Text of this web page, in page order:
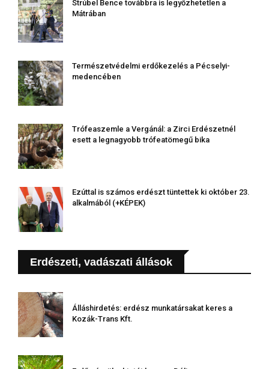
Strúbel Bence továbbra is legyőzhetetlen a
Mátrában
Természetvédelmi erdőkezelés a Pécselyi-
medencében
Trófeaszemle a Vergánál: a Zirci Erdészetnél
esett a legnagyobb trófeatömegű bika
Ezúttal is számos erdészt tüntettek ki október 23.
alkalmából (+KÉPEK)
Erdészeti, vadászati állások
Álláshirdetés: erdész munkatársakat keres a
Kozák-Trans Kft.